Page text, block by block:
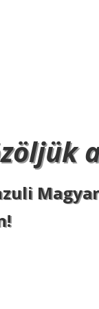
Magyar